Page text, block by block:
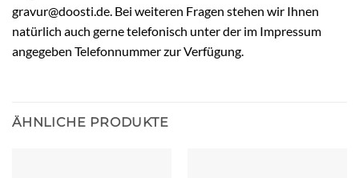
gravur@doosti.de. Bei weiteren Fragen stehen wir Ihnen
natürlich auch gerne telefonisch unter der im Impressum
angegeben Telefonnummer zur Verfügung.
ÄHNLICHE PRODUKTE